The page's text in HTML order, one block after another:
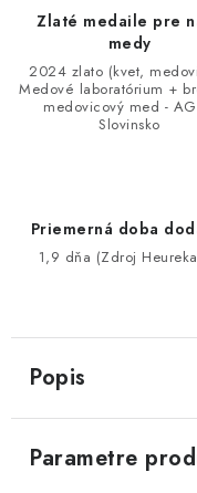
Zlaté medaile pre
medy
2024 zlato (kvet,
Medové laboratórium +
medovicový med -
Slovinsko
Priemerná doba
1,9 dňa (Zdroj
Popis
Parametre